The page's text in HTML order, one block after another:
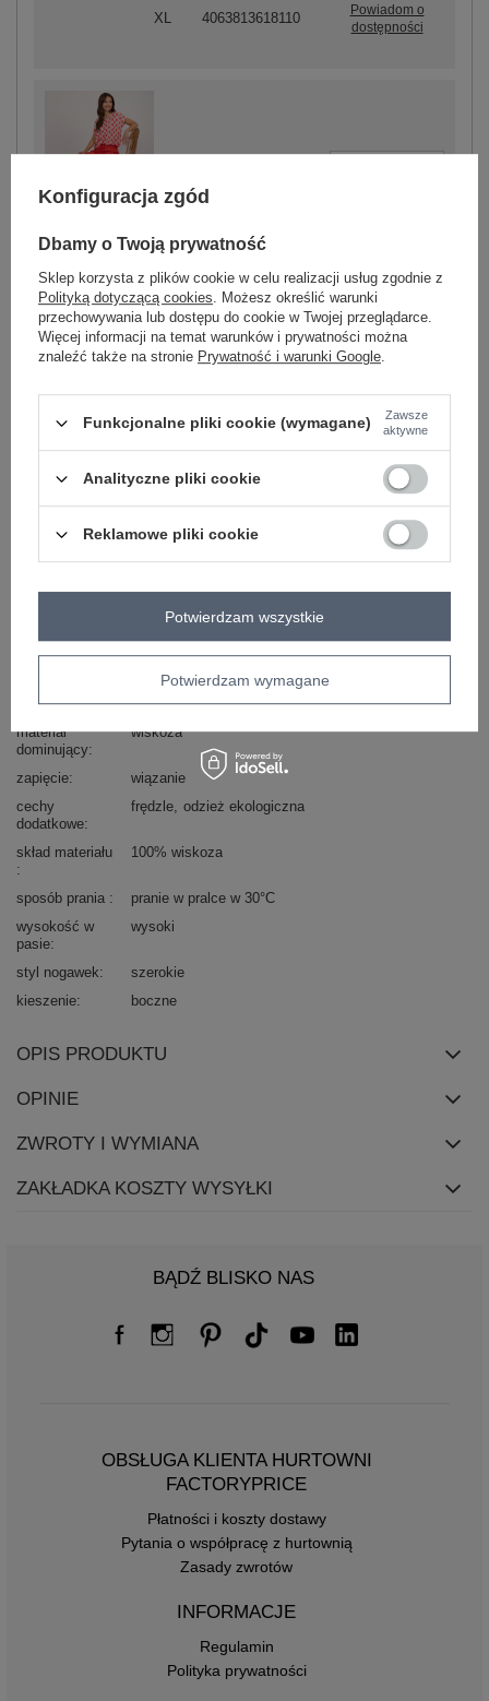
XL 4063813618110
Powiadom o
dostępności
koralowy
ZALOGUJ SIĘ I ZOBACZ CENĘ
Masz pytanie? Chętnie pomożemy.
Zadzwoń+48 601 547 740 Zadaj pytanie
skład materiału : 100% wiskoza
Kod produktu
D73761Z62237B
okazja
codzienne
dominujący
gładki
materiał
dominujący
wiskoza
zapięcie
wiązanie
cechy
dodatkowe
frędzle odzież ekologiczna
skład materiału 100% wiskoza
sposób prania
pranie w pralce w 30°C
wysokość w
pasie
wysoki
styl nogawek
szerokie
kieszenie
boczne
OPIS PRODUKTU
OPINIE
ZWROTY I WYMIANA
ZAKŁADKA KOSZTY WYSYŁKI
BĄDŹ BLISKO NAS
OBSŁUGA KLIENTA HURTOWNI
FACTORYPRICE
Płatności i koszty dostawy
Pytania o współpracę z hurtownią
Zasady zwrotów
INFORMACJE
Regulamin
Polityka prywatności
Konfiguracja zgód
Dbamy o Twoją prywatność
Sklep korzysta z plików cookie w celu realizacji usług zgodnie z
Polityką dotyczącą cookies. Możesz określić warunki
przechowywania lub dostępu do cookie w Twojej przeglądarce.
Więcej informacji na temat warunków i prywatności można
znaleźć także na stronie Prywatność i warunki Google.
Funkcjonalne pliki cookie (wymagane)
Zawsze
aktywne
Analityczne pliki cookie
Reklamowe pliki cookie
Potwierdzam wymagane
Potwierdzam wszystkie